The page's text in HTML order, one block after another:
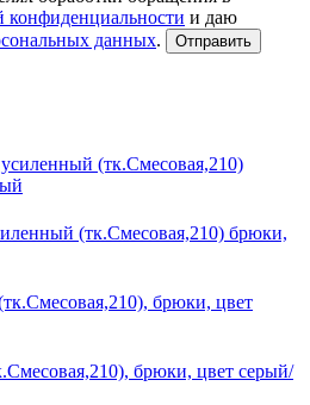
конфиденциальности и даю
данных. Отправить
(тк.Смесовая,210) брюки,
брюки, цвет серый/